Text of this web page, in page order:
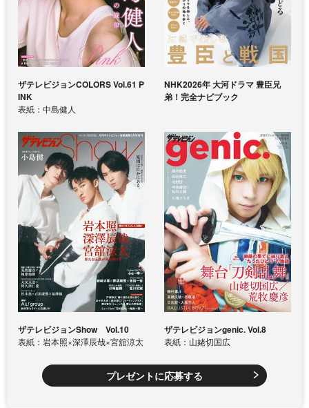
ザテレビジョンCOLORS Vol.61 P
INK
表紙：中島健人
NHK2026年 大河ドラマ 豊臣兄
弟！完全ナビブック
ザテレビジョンShow Vol.10
表紙：岩本照×深澤辰哉×宮舘涼太
ザテレビジョンgenic. Vol.8
表紙：山姥切国広
プレゼントに応募する